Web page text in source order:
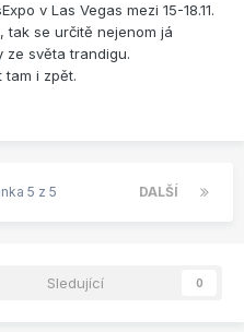
v Las Vegas mezi 15-18.11.
tak se určitě nejenom já
ze světa trandigu.
tam i zpět.
DALŠÍ
5 z 5
Sledující 0